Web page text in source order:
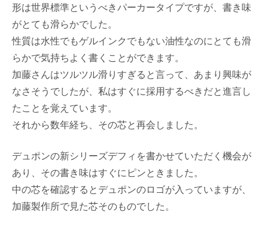
形は世界標準というべきパーカータイプですが、書き味
がとても滑らかでした。
性質は水性でもゲルインクでもない油性なのにとても滑
らかで気持ちよく書くことができます。
加藤さんはツルツル滑りすぎると言って、あまり興味が
なさそうでしたが、私はすぐに採用するべきだと進言し
たことを覚えています。
それから数年経ち、その芯と再会しました。
デュポンの新シリーズデフィを書かせていただく機会が
あり、その書き味はすぐにピンときました。
中の芯を確認するとデュポンのロゴが入っていますが、
加藤製作所で見た芯そのものでした。